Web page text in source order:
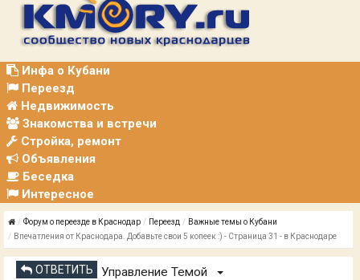
Инфа о Кубани
Переезд
Недвижимость
Знакомства и встречи
Стройка, ремонт
Объявления
Беседка
Интересное
Форум о переезде в Краснодар Переезд
Важные темы о Кубани
Впечатления от Краснодара. Добавьте свои 5 копеек :) - Страница 31 - в Краснодаре
ОТВЕТИТЬ Управление Темой